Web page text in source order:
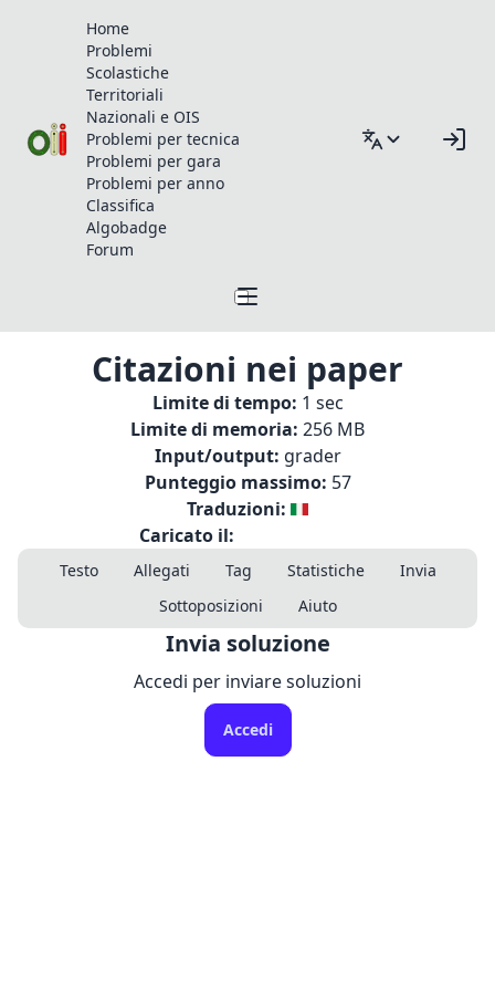
Home
Problemi
Scolastiche
Territoriali
Nazionali e OIS
Problemi per tecnica
Problemi per gara
Problemi per anno
Classifica
Algobadge
Forum
Citazioni nei paper
Limite di tempo: 1 sec
Limite di memoria: 256 MB
Input/output: grader
Punteggio massimo: 57
Traduzioni:
Caricato il:
Testo Allegati Tag Statistiche
Invia
Sottoposizioni
Aiuto
Invia soluzione
Accedi per inviare soluzioni
Accedi